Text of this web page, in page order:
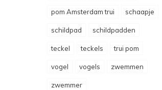
pom Amsterdam trui schaapje
schildpad schildpadden
teckel teckels trui pom
vogel vogels zwemmen
zwemmer